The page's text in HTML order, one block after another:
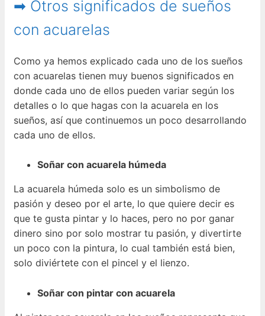
➡ Otros significados de sueños
con acuarelas
Como ya hemos explicado cada uno de los sueños
con acuarelas tienen muy buenos significados en
donde cada uno de ellos pueden variar según los
detalles o lo que hagas con la acuarela en los
sueños, así que continuemos un poco desarrollando
cada uno de ellos.
Soñar con acuarela húmeda
La acuarela húmeda solo es un simbolismo de
pasión y deseo por el arte, lo que quiere decir es
que te gusta pintar y lo haces, pero no por ganar
dinero sino por solo mostrar tu pasión, y divertirte
un poco con la pintura, lo cual también está bien,
solo diviértete con el pincel y el lienzo.
Soñar con pintar con acuarela